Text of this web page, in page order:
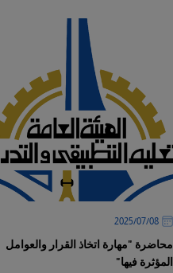
08‏/07‏/2025
محاضرة "مهارة اتخاذ القرار والعوامل
المؤثرة فيها"